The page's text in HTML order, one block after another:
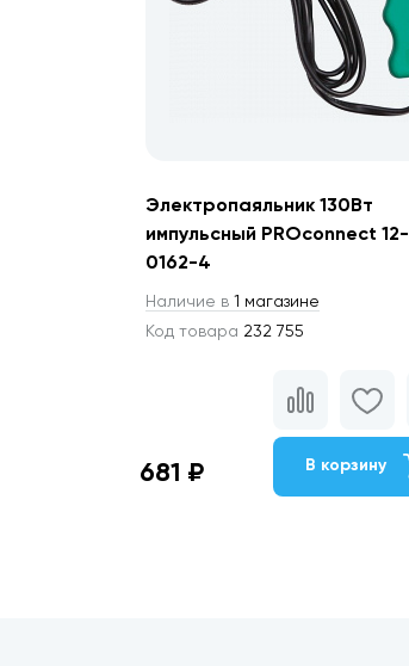
Электропаяльник 130Вт
импульсный PROconnect 12-
0162-4
Наличие в 1 магазине
Код товара 232 755
681 ₽ В корзину